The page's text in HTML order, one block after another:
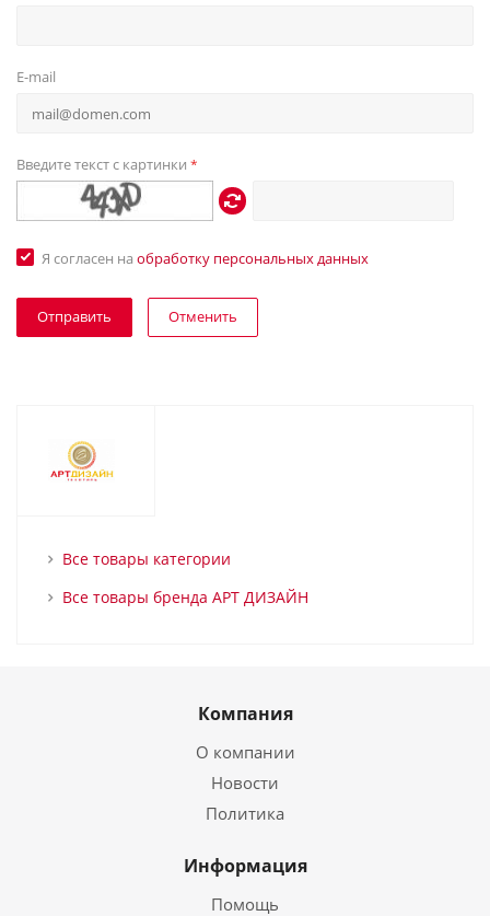
E-mail
Введите текст с картинки *
Я согласен на обработку персональных данных
Отменить
Все товары категории
Все товары бренда АРТ ДИЗАЙН
Компания
О компании
Новости
Политика
Информация
Помощь